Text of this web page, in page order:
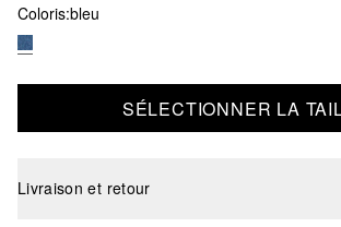
Coloris:bleu
SÉLECTIONNER LA
Livraison et retour